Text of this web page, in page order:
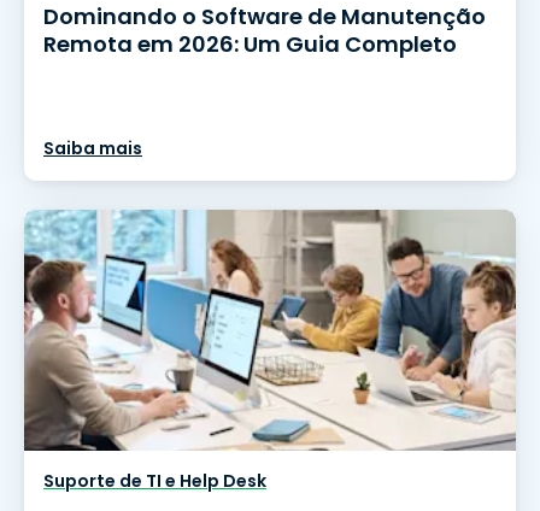
Dominando o Software de Manutenção
Remota em 2026: Um Guia Completo
Saiba mais
Suporte de TI e Help Desk